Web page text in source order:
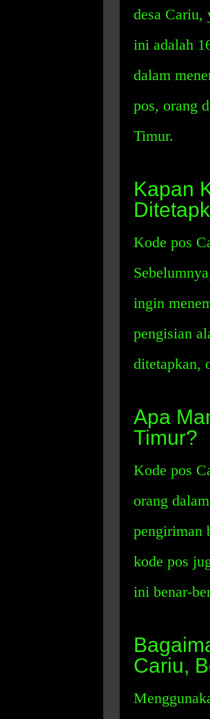
desa Cariu,
ini adalah
dalam
pos, orang
Timur.
Kapan
Kode pos
ingin
pengisian
ditetapkan,
Apa
Timur?
Kode pos
orang
pengiriman
kode pos
ini benar-
Cariu,